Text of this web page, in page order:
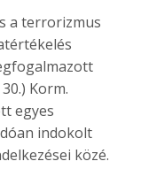
a terrorizmus
Korm.
egyes
indokolt
közé.